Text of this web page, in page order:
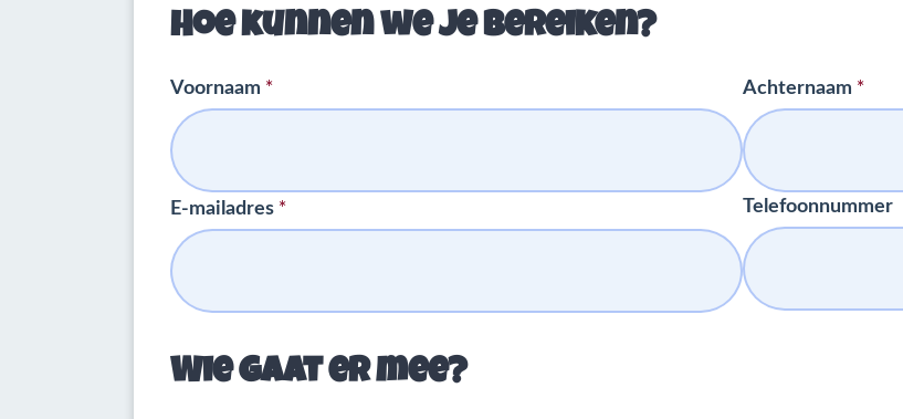
Hoe kunnen we je bereiken?
Voornaam * Achternaam *
E-mailadres * Telefoonnummer
Wie gaat er mee?